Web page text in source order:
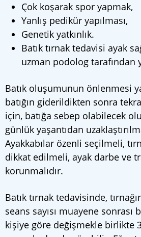
Çok koşarak spor yapmak,
Yanlış pedikür yapılması,
Genetik yatkınlık.
Batık tırnak tedavisi ayak
uzman podolog tarafından
Batık oluşumunun önlenmesi
batığın giderildikten sonra
için, batığa sebep olabilecek
günlük yaşantıdan
Ayakkabılar özenli seçilmeli,
dikkat edilmeli, ayak darbe ve
korunmalıdır.
Batık tırnak tedavisinde,
seans sayısı muayene
kişiye göre değişmekle birlikte